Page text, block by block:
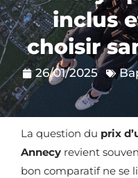
inclus
choisir
26/01/2025
La question du prix
Annecy revient
bon comparatif ne se